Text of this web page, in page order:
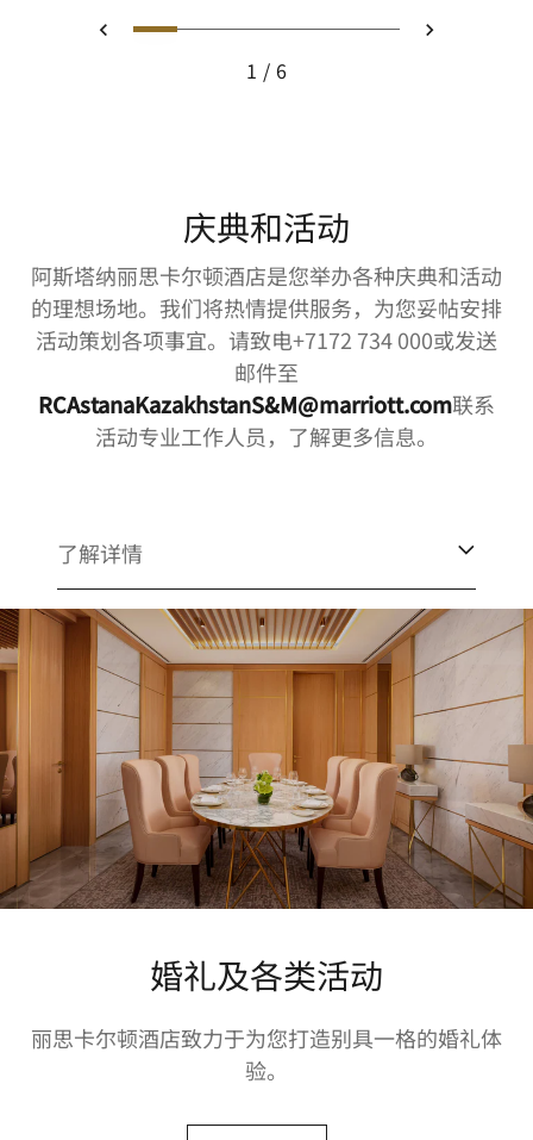
上一页
幻灯片 1 - The Ritz-Carlton
幻灯片 2 - ӨZEN Lobby
幻灯片 3 - Cigar
幻灯片 4 -
幻灯片 5 -
幻灯片 6 -
下一页
1
6
庆典和活动
阿斯塔纳丽思卡尔顿酒店是您举办各种庆典和活动
的理想场地。我们将热情提供服务，为您妥帖安排
活动策划各项事宜。请致电+7172 734 000或发送
邮件至
RCAstanaKazakhstanS&M@marriott.com联系
活动专业工作人员，了解更多信息。
了解详情
婚礼及各类活动
丽思卡尔顿酒店致力于为您打造别具一格的婚礼体
验。